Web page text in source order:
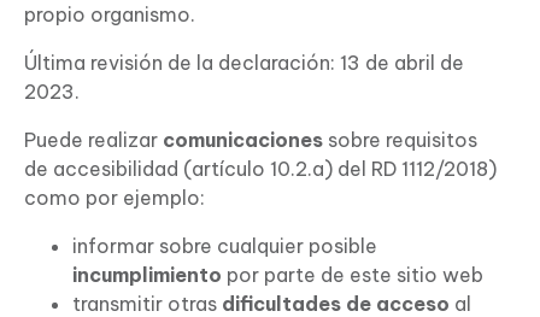
propio organismo.
Última revisión de la declaración: 13 de abril de
2023.
Puede realizar comunicaciones sobre requisitos
de accesibilidad (artículo 10.2.a) del RD 1112/2018)
como por ejemplo:
informar sobre cualquier posible
incumplimiento por parte de este sitio web
transmitir otras dificultades de acceso al